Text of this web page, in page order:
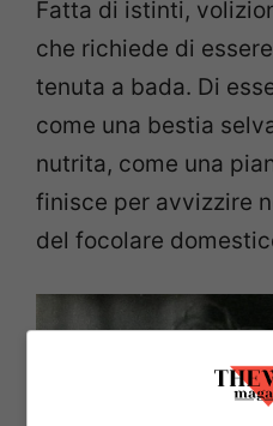
Fatta di istinti,
che richiede di
tenuta a bada. Di
come una bestia
nutrita, come una
finisce per avvizzire
del focolare